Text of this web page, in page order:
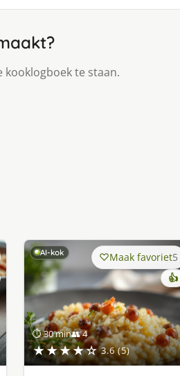
te staan.
AI-kok
⏱ 30 min👥 4
★★★★☆ 3.6 (5)
Maak favoriet5
👍